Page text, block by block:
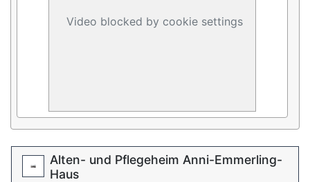
Video blocked by cookie settings
Alten- und Pflegeheim Anni-Emmerling-
Haus